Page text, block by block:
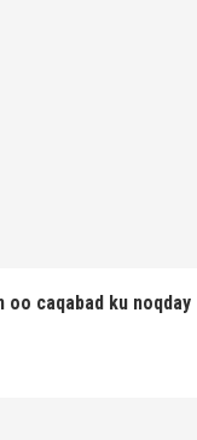
caqabad ku noqday